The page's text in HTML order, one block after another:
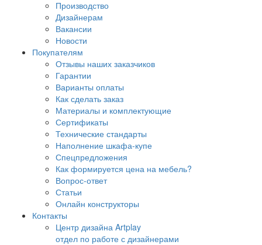
Производство
Дизайнерам
Вакансии
Новости
Покупателям
Отзывы наших заказчиков
Гарантии
Варианты оплаты
Как сделать заказ
Материалы и комплектующие
Сертификаты
Технические стандарты
Наполнение шкафа-купе
Спецпредложения
Как формируется цена на мебель?
Вопрос-ответ
Статьи
Онлайн конструкторы
Контакты
Центр дизайна Artplay
отдел по работе с дизайнерами